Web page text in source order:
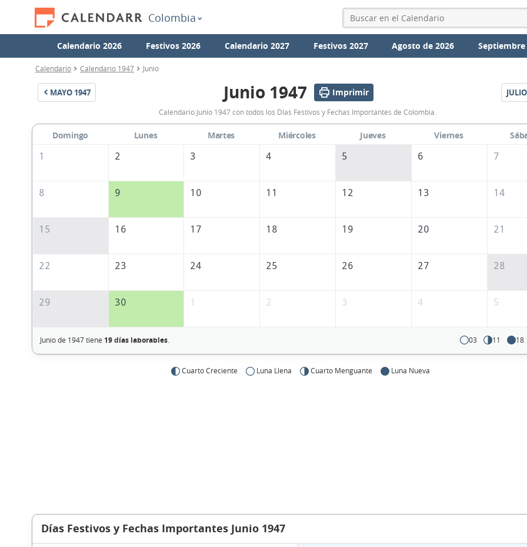
Colombia
Calendario 2026 Festivos 2026 Calendario 2027 Festivos 2027 Agosto de 2026 Septiembre
Calendario Calendario 1947 Junio
MAYO 1947
Calendario
Junio
1947
Colombia
Junio 1947 Imprimir JULIO
Calendario Junio 1947 con todos los Días Festivos y Fechas Importantes de Colombia.
Domingo Lunes Martes Miércoles Jueves Viernes
1
2 3 4 5 6 7
8 9 10 11 12 13 14
15 16 17 18 19 20 21
22 23 24 25 26 27 28
29 30 1 2 3 4 5
Junio de 1947 tiene 19 días laborables. 03 11 18
Cuarto Creciente Luna Llena Cuarto Menguante Luna Nueva
Días Festivos y Fechas Importantes Junio 1947